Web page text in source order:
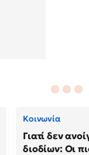
Κοινωνία
Γιατί δεν
διοδίων: Οι